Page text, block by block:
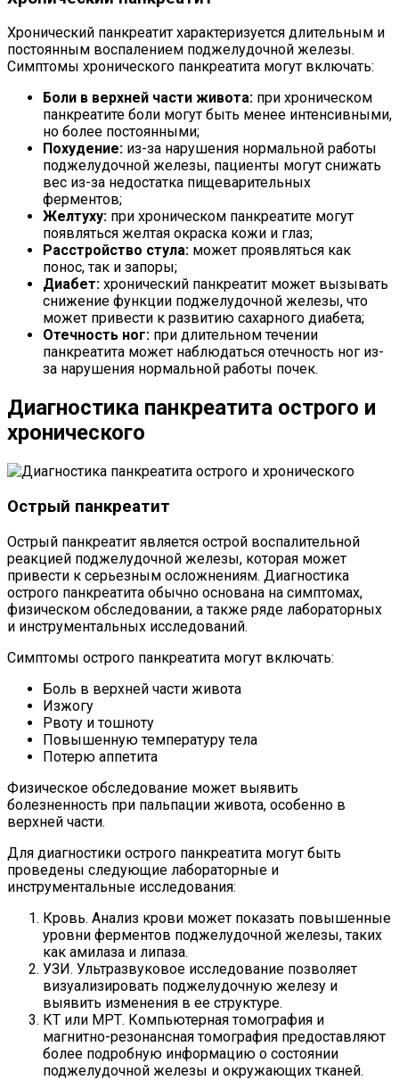
Хронический панкреатит характеризуется длительным и
постоянным воспалением поджелудочной железы.
Симптомы хронического панкреатита могут включать:
Боли в верхней части живота: при хроническом
панкреатите боли могут быть менее интенсивными,
но более постоянными;
Похудение: из-за нарушения нормальной работы
поджелудочной железы, пациенты могут снижать
вес из-за недостатка пищеварительных
ферментов;
Желтуху: при хроническом панкреатите могут
появляться желтая окраска кожи и глаз;
Расстройство стула: может проявляться как
понос, так и запоры;
Диабет: хронический панкреатит может вызывать
снижение функции поджелудочной железы, что
может привести к развитию сахарного диабета;
Отечность ног: при длительном течении
панкреатита может наблюдаться отечность ног из-
за нарушения нормальной работы почек.
Диагностика панкреатита острого и
хронического
Острый панкреатит
Острый панкреатит является острой воспалительной
реакцией поджелудочной железы, которая может
привести к серьезным осложнениям. Диагностика
острого панкреатита обычно основана на симптомах,
физическом обследовании, а также ряде лабораторных
и инструментальных исследований.
Симптомы острого панкреатита могут включать:
Боль в верхней части живота
Изжогу
Рвоту и тошноту
Повышенную температуру тела
Потерю аппетита
Физическое обследование может выявить
болезненность при пальпации живота, особенно в
верхней части.
Для диагностики острого панкреатита могут быть
проведены следующие лабораторные и
инструментальные исследования:
Кровь. Анализ крови может показать повышенные
уровни ферментов поджелудочной железы, таких
как амилаза и липаза.
УЗИ. Ультразвуковое исследование позволяет
визуализировать поджелудочную железу и
выявить изменения в ее структуре.
КТ или МРТ. Компьютерная томография и
магнитно-резонансная томография предоставляют
более подробную информацию о состоянии
поджелудочной железы и окружающих тканей.